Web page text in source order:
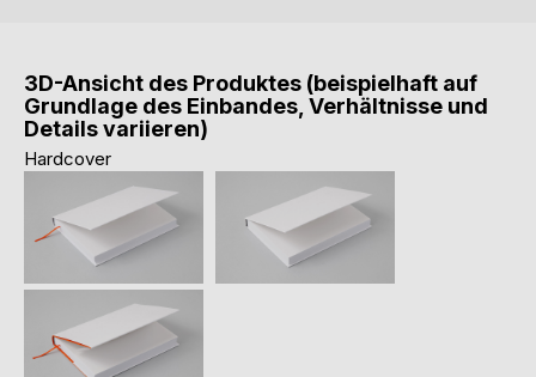
3D-Ansicht des Produktes (beispielhaft auf
Grundlage des Einbandes, Verhältnisse und
Details variieren)
Hardcover